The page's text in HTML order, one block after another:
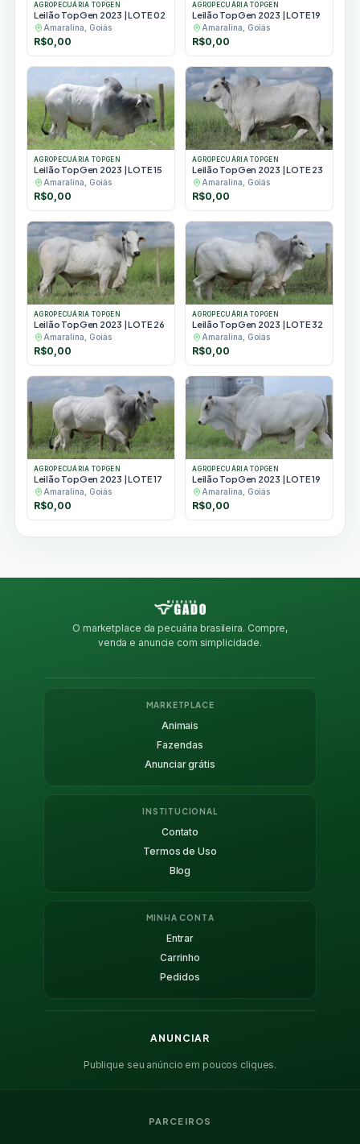
AGROPECUÁRIA TOPGEN
Leilão TopGen 2023 | LOTE 02
Amaralina, Goiás
R$0,00
AGROPECUÁRIA TOPGEN
Leilão TopGen 2023 | LOTE 19
Amaralina, Goiás
R$0,00
AGROPECUÁRIA TOPGEN
Leilão TopGen 2023 | LOTE 15
Amaralina, Goiás
R$0,00
AGROPECUÁRIA TOPGEN
Leilão TopGen 2023 | LOTE 23
Amaralina, Goiás
R$0,00
AGROPECUÁRIA TOPGEN
Leilão TopGen 2023 | LOTE 26
Amaralina, Goiás
R$0,00
AGROPECUÁRIA TOPGEN
Leilão TopGen 2023 | LOTE 32
Amaralina, Goiás
R$0,00
AGROPECUÁRIA TOPGEN
Leilão TopGen 2023 | LOTE 17
Amaralina, Goiás
R$0,00
AGROPECUÁRIA TOPGEN
Leilão TopGen 2023 | LOTE 19
Amaralina, Goiás
R$0,00
O marketplace da pecuária brasileira. Compre,
venda e anuncie com simplicidade.
MARKETPLACE
Animais
Fazendas
Anunciar grátis
INSTITUCIONAL
Contato
Termos de Uso
Blog
MINHA CONTA
Entrar
Carrinho
Pedidos
ANUNCIAR
Publique seu anúncio em poucos cliques.
PARCEIROS